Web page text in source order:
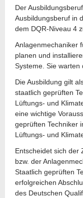
Der
Ausbildungsberuf in
dem DQR-Niveau 4
Anlagenmechaniker
planen und
Systeme. Sie warten
Die Ausbildung gilt
staatlich geprüften
Lüftungs- und
eine wichtige
geprüften Techniker
Lüftungs- und
Entscheidet sich der
bzw. der
Staatlich geprüften
erfolgreichen
des Deutschen